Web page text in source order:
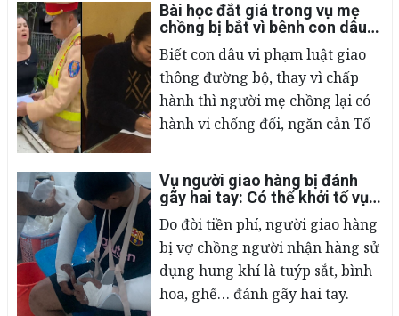
Bài học đắt giá trong vụ mẹ
chồng bị bắt vì bênh con dâu
mù quáng
Biết con dâu vi phạm luật giao
thông đường bộ, thay vì chấp
hành thì người mẹ chồng lại có
hành vi chống đối, ngăn cản Tổ
huyện Bá Thước (Thanh Hóa)
đang làm nhiệm vụ. Dù bị khống
chế nhưng người này vẫn văng
nhiều từ ngữ dung tục, khó
nghe.
02/03/2023
Vụ người giao hàng bị đánh
gãy hai tay: Có thể khởi tố vụ
án hình sự?
Do đòi tiền phí, người giao hàng
bị vợ chồng người nhận hàng sử
dụng hung khí là tuýp sắt, bình
hoa, ghế… đánh gãy hai tay.